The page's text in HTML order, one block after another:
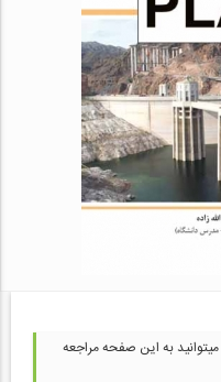
میتوانید به این صفحه مراجعه